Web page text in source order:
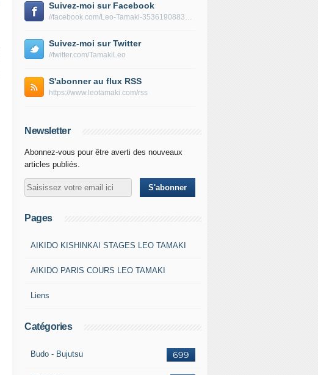
Suivez-moi sur Facebook
//facebook.com/Leo-Tamaki-353619088319688/
Suivez-moi sur Twitter
//twitter.com/TamakiLeo
S'abonner au flux RSS
https://www.leotamaki.com/rss
Newsletter
Abonnez-vous pour être averti des nouveaux
articles publiés.
Pages
AIKIDO KISHINKAI STAGES LEO TAMAKI
AIKIDO PARIS COURS LEO TAMAKI
Liens
Catégories
699
Budo - Bujutsu